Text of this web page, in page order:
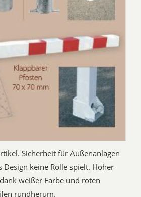
Sicherheit für Außenanlagen
Design keine Rolle spielt. Hoher
weißer Farbe und roten
rundherum.